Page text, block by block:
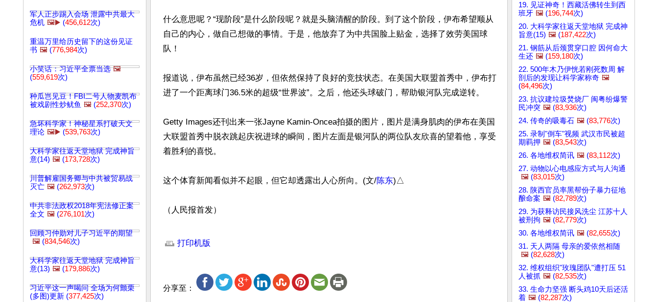
军人正步踢入会场 泄露中共最大
危机 🖼️▶️ (456,612次)
重温万里给历史留下的这份见证
书 🖼️ (776,984次)
小笑话：习近平全票当选 🖼️
(559,619次)
种瓜岂见豆！FBI二号人物麦凯布
被戏剧性炒鱿鱼 🖼️ (252,370次)
急坏科学家！神秘星系打破天文
理论 🖼️▶️ (539,763次)
大科学家往返天堂地狱 完成神旨
意(14) 🖼️ (173,728次)
川普解雇国务卿与中共被贸易战
灭亡 🖼️ (262,973次)
中共非法政权2018年宪法修正案
全文 🖼️ (276,101次)
回顾习仲勋对儿子习近平的期望
🖼️ (834,546次)
大科学家往返天堂地狱 完成神旨
意(13) 🖼️ (179,886次)
习近平这一声喝问 全场为何颤栗
(多图)更新 (377,425次)
什么意思呢？“现阶段”是什么阶段呢？就是头脑清醒的阶段。到了这个阶段，伊布希望顺从
自己的内心，做自己想做的事情。于是，他放弃了为中共国脸上贴金，选择了效劳美国球
队！
报道说，伊布虽然已经36岁，但依然保持了良好的竞技状态。在美国大联盟首秀中，伊布打
进了一个距离球门36.5米的超级“世界波”。之后，他还头球破门，帮助银河队完成逆转。
Getty Images还刊出来一张Jayne Kamin-Oncea拍摄的图片，图片是满身肌肉的伊布在美国
大联盟首秀中脱衣跳起庆祝进球的瞬间，图片左面是银河队的两位队友欣喜的望着他，享受
着胜利的喜悦。
这个体育新闻看似并不起眼，但它却透露出人心所向。(文/陈东)△
（人民报首发）
打印机版
分享至：
19. 见证神奇！西藏活佛转生到西
班牙 🖼️ (196,744次)
20. 大科学家往返天堂地狱 完成神
旨意(15) 🖼️ (187,422次)
21. 钢筋从后颈贯穿口腔 因何命大
生还 🖼️ (159,180次)
22. 500年木乃伊恍若刚死数周 解
剖后的发现让科学家称奇 🖼️
(84,496次)
23. 抗议建垃圾焚烧厂 闽粤纷爆警
民冲突 🖼️ (83,936次)
24. 传奇的吸毒石 🖼️ (83,776次)
25. 录制"倒车"视频 武汉市民被超
期羁押 🖼️ (83,543次)
26. 各地维权简讯 🖼️ (83,112次)
27. 动物以心电感应方式与人沟通
🖼️ (83,015次)
28. 陕西官员率黑帮份子暴力征地
酿命案 🖼️ (82,789次)
29. 为获释访民接风洗尘 江苏十人
被刑拘 🖼️ (82,779次)
30. 各地维权简讯 🖼️ (82,655次)
31. 天人两隔 母亲的爱依然相随
🖼️ (82,628次)
32. 维权组织"玫瑰团队"遭打压 51
人被抓 🖼️ (82,535次)
33. 生命力坚强 断头鸡10天后还活
着 🖼️ (82,287次)